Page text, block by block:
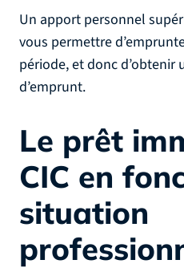
Un apport personnel
vous permettre
période, et donc d’obtenir
d’emprunt.
Le prêt
CIC en
situation